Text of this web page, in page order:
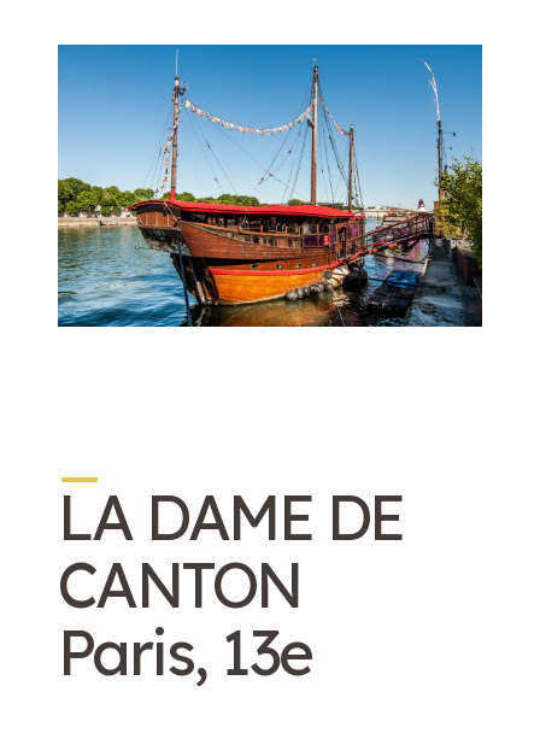
LA DAME DE
CANTON
Paris, 13e